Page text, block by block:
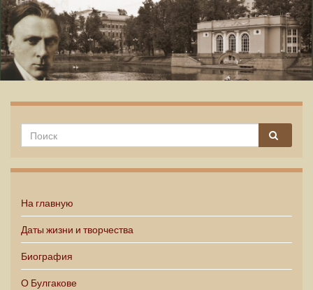
На главную
Даты жизни и творчества
Биография
О Булгакове